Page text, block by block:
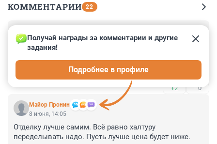
КОММЕНТАРИИ 22
8 июня, 14:22
"предложенный порядок предлагается сделать
обязательным только через год"
Через год он будет уже не актуален.
+2 –0
Майор Пронин
Получай награды за комментарии и другие
задания!
Подробнее в профиле
8 июня, 14:05
Отделку лучше самим. Всё равно халтуру
переделывать надо. Пусть лучше цена будет ниже.